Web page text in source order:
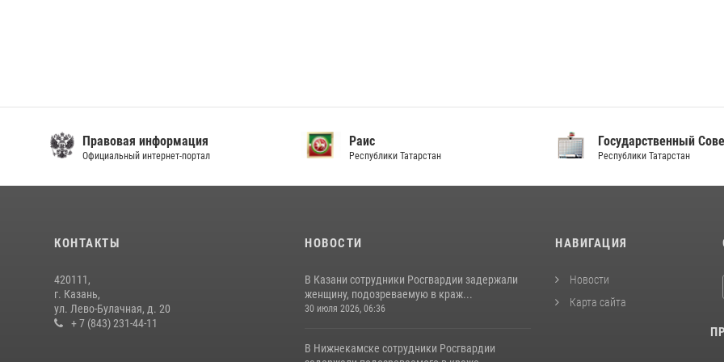
Правовая информация
Официальный интернет-портал
Раис
Республики Татарстан
Государственный
Республики Татарстан
КОНТАКТЫ
420111,
г. Казань,
ул. Лево-Булачная, д. 20
+ 7 (843) 231-44-11
НОВОСТИ
В Казани сотрудники Росгвардии задержали
женщину, подозреваемую в краж...
30 июля 2026, 06:36
В Нижнекамске сотрудники Росгвардии
НАВИГАЦИЯ
Новости
Карта сайта